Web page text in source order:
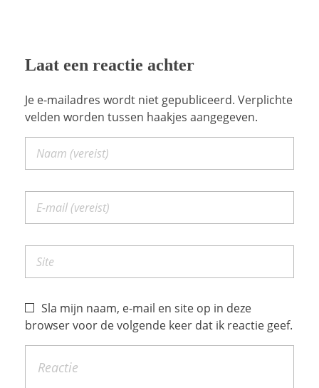
Laat een reactie achter
Je e-mailadres wordt niet gepubliceerd. Verplichte
velden worden tussen haakjes aangegeven.
Sla mijn naam, e-mail en site op in deze
browser voor de volgende keer dat ik reactie geef.